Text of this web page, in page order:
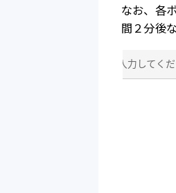
なお、各
間２分後